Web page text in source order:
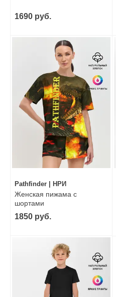
1690 руб.
Pathfinder | НРИ
Женская пижама с
шортами
1850 руб.